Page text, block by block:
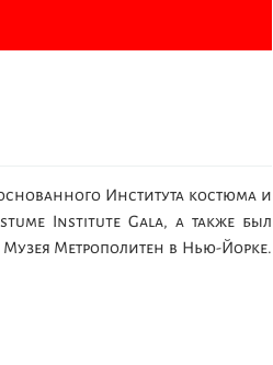
Института костюма и
Institute Gala, а также был
Музея Метрополитен в Нью-Йорке.